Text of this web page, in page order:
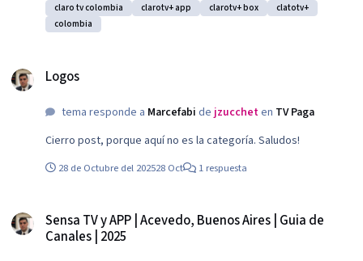
claro tv colombia clarotv+ app clarotv+ box
clatotv+
colombia
Logos
tema responde a Marcefabi dejzuccheten TV Paga
Cierro post, porque aquí no es la categoría. Saludos!
28 de Octubre del 202528 Oct 1 respuesta
Sensa TV y APP | Acevedo, Buenos Aires | Guia de
Canales | 2025